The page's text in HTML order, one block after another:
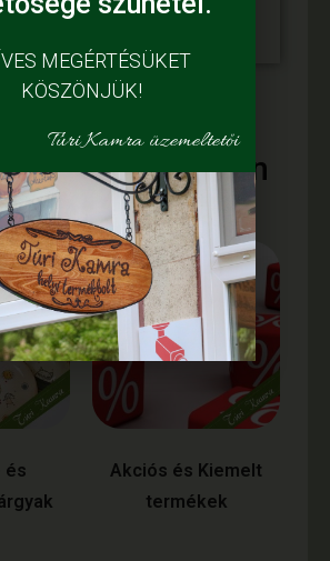
19.2.1.-88-VIII.-21
- vásároljon
és
Akciós és Kiemelt
termékek
MEGÉRTÉSÜKET
KÖSZÖNJÜK!
Túri Kamra üzemeltetői